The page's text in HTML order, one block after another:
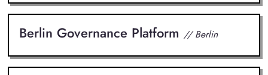
Berlin Governance Platform // Berlin